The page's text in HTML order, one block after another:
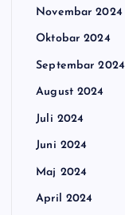
Novembar 2024
Oktobar 2024
Septembar 2024
August 2024
Juli 2024
Juni 2024
Maj 2024
April 2024